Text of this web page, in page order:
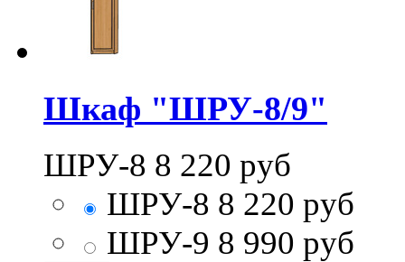
Шкаф "ШРУ-8/9"
ШРУ-8 8 220 руб
ШРУ-8 8 220 руб
ШРУ-9 8 990 руб